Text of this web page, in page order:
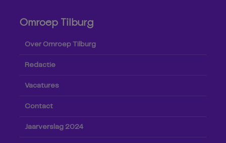
Omroep Tilburg
Over Omroep Tilburg
Redactie
Vacatures
Contact
Jaarverslag 2024